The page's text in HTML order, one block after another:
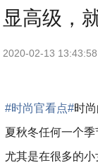
显高级，
2020-02-13 13:43:58
#时尚官看点#时
夏秋冬任何一个季
尤其是在很多的